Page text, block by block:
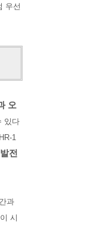
우선
오
있다
1
전
과
시